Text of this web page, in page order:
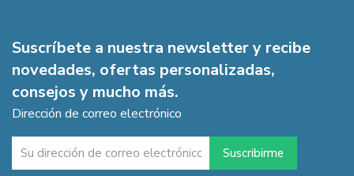
Suscríbete a nuestra newsletter y recibe
novedades, ofertas personalizadas,
consejos y mucho más.
Dirección de correo electrónico